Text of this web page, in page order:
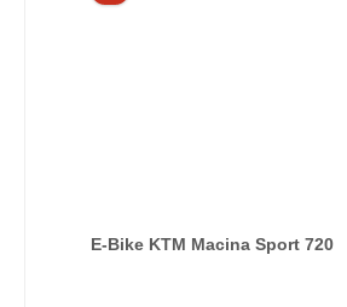
E-Bike KTM Macina Sport 720